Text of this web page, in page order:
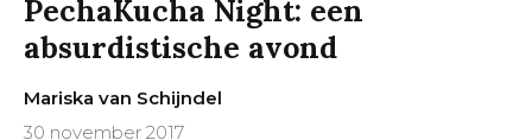
PechaKucha Night: een
absurdistische avond
Mariska van Schijndel
30 november 2017